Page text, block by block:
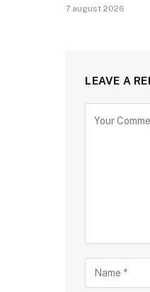
7 august 2026
LEAVE A